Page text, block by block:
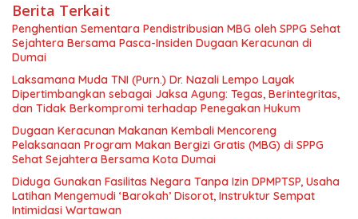
Berita Terkait
Penghentian Sementara Pendistribusian MBG oleh SPPG Sehat
Sejahtera Bersama Pasca-Insiden Dugaan Keracunan di
Dumai
Laksamana Muda TNI (Purn.) Dr. Nazali Lempo Layak
Dipertimbangkan sebagai Jaksa Agung: Tegas, Berintegritas,
dan Tidak Berkompromi terhadap Penegakan Hukum
Dugaan Keracunan Makanan Kembali Mencoreng
Pelaksanaan Program Makan Bergizi Gratis (MBG) di SPPG
Sehat Sejahtera Bersama Kota Dumai
Diduga Gunakan Fasilitas Negara Tanpa Izin DPMPTSP, Usaha
Latihan Mengemudi ‘Barokah’ Disorot, Instruktur Sempat
Intimidasi Wartawan